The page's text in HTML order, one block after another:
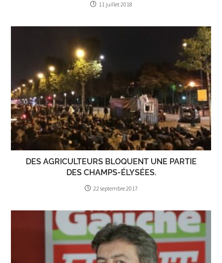
11 juillet 2018
DES AGRICULTEURS BLOQUENT UNE PARTIE
DES CHAMPS-ÉLYSÉES.
22 septembre 2017